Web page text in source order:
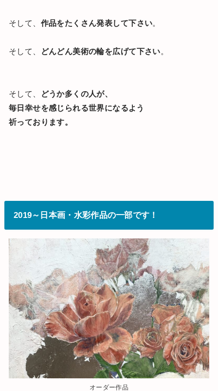
そして、 作品をたくさん発表して下さい。
そして、 どんどん美術の輪を広げて下さい。
そして、
どうか多くの人が、
毎日幸せを感じられる世界になるよう
祈っております。
2019～日本画・水彩作品の一部です！
オーダー作品